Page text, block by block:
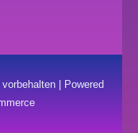
| Powered